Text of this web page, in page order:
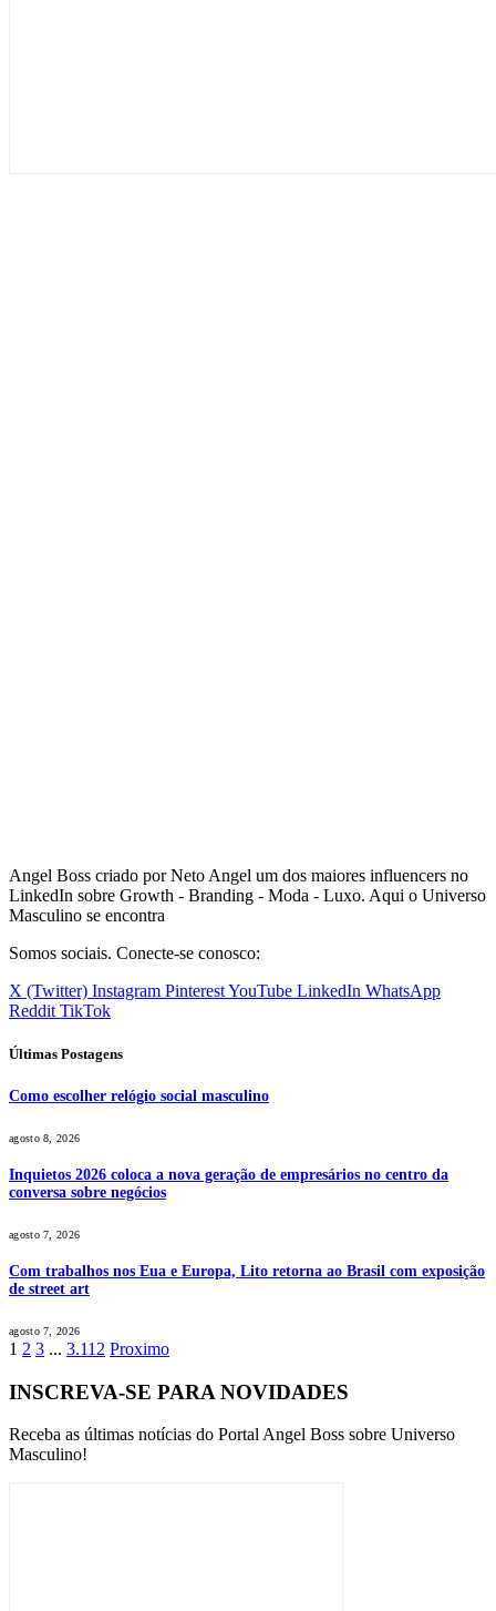
Angel Boss criado por Neto Angel um dos maiores influencers no
LinkedIn sobre Growth - Branding - Moda - Luxo. Aqui o Universo
Masculino se encontra
Somos sociais. Conecte-se conosco:
X (Twitter) Instagram PinterestYouTube LinkedIn WhatsApp
Reddit TikTok
Últimas Postagens
Como escolher relógio social masculino
agosto 8, 2026
Inquietos 2026 coloca a nova geração de empresários no centro da
conversa sobre negócios
agosto 7, 2026
Com trabalhos nos Eua e Europa, Lito retorna ao Brasil com exposição
de street art
agosto 7, 2026
1 2 3 ... 3.112 Proximo
INSCREVA-SE PARA NOVIDADES
Receba as últimas notícias do Portal Angel Boss sobre Universo
Masculino!